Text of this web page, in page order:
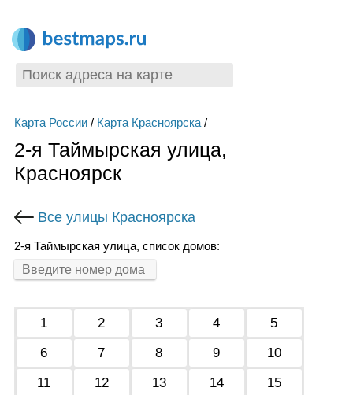
Карта России/ Карта Красноярска/
2-я Таймырская улица,
Красноярск
Все улицы Красноярска
2-я Таймырская улица, список домов:
1 2 3 4
5
6
7 8 9
10
11
12 13 14
15